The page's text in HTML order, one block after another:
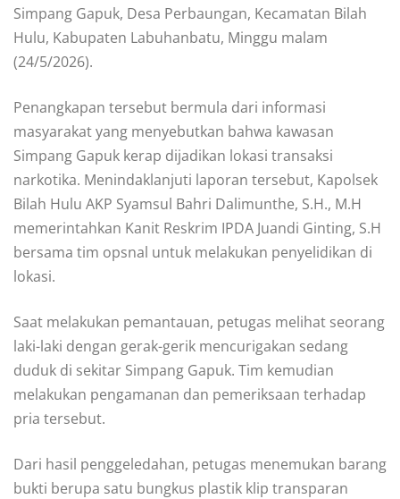
Simpang Gapuk, Desa Perbaungan, Kecamatan Bilah
Hulu, Kabupaten Labuhanbatu, Minggu malam
(24/5/2026).
Penangkapan tersebut bermula dari informasi
masyarakat yang menyebutkan bahwa kawasan
Simpang Gapuk kerap dijadikan lokasi transaksi
narkotika. Menindaklanjuti laporan tersebut, Kapolsek
Bilah Hulu AKP Syamsul Bahri Dalimunthe, S.H., M.H
memerintahkan Kanit Reskrim IPDA Juandi Ginting, S.H
bersama tim opsnal untuk melakukan penyelidikan di
lokasi.
Saat melakukan pemantauan, petugas melihat seorang
laki-laki dengan gerak-gerik mencurigakan sedang
duduk di sekitar Simpang Gapuk. Tim kemudian
melakukan pengamanan dan pemeriksaan terhadap
pria tersebut.
Dari hasil penggeledahan, petugas menemukan barang
bukti berupa satu bungkus plastik klip transparan